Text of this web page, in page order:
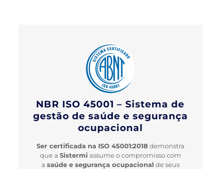
NBR ISO 45001 – Sistema de
gestão de saúde e segurança
ocupacional
Ser certificada na ISO 45001:2018 demonstra
que a Sistermi assume o compromisso com
a saúde e segurança ocupacional de seus